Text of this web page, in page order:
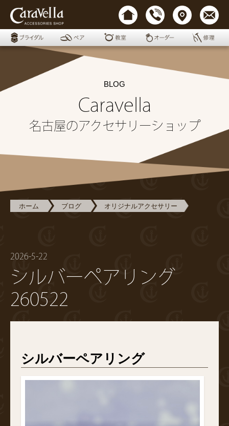
BLOG
Caravella
名古屋のアクセサリーショップ
ホーム ブログ オリジナルアクセサリー
2026-5-22
シルバーペアリング
260522
シルバーペアリング